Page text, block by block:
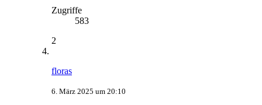
Zugriffe
583
2
floras
6. März 2025 um 20:10